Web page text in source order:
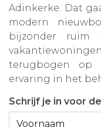
Adinkerke. Dat
modern
bijzonder ruim
terugbogen op
ervaring in het
Schrijf je in voor